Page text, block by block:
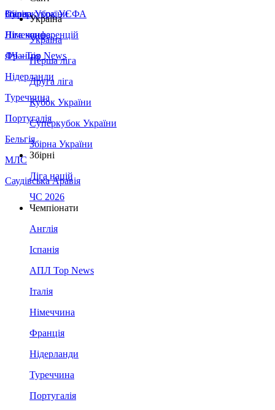
Збірна України
Італія
Німеччина
Франція
Нідерланди
Туреччина
Португалія
Бельгія
МЛС
Саудівська Аравія
Суперкубок УЄФА
Ліга конференцій
ЛЧ - Top News
Україна
Україна
Перша ліга
Друга ліга
Кубок України
Суперкубок України
Збірна України
Збірні
Ліга націй
ЧС 2026
Чемпіонати
Англія
Іспанія
АПЛ Top News
Італія
Німеччина
Франція
Нідерланди
Туреччина
Португалія